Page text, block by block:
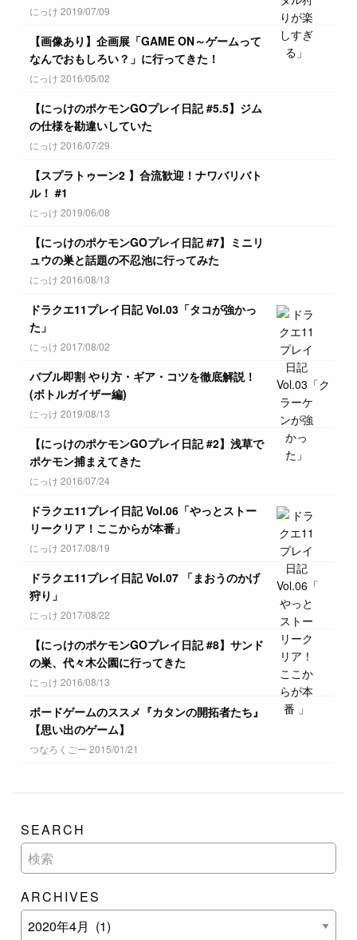
にっけ 2019/07/09
【画像あり】企画展「GAME ON～ゲームって
なんでおもしろい？」に行ってきた！
にっけ 2016/05/02
【にっけのポケモンGOプレイ日記 #5.5】ジム
の仕様を勘違いしていた
にっけ 2016/07/29
【スプラトゥーン2 】合流歓迎！ナワバリバト
ル！ #1
にっけ 2019/06/08
【にっけのポケモンGOプレイ日記 #7】ミニリ
ュウの巣と話題の不忍池に行ってみた
にっけ 2016/08/13
ドラクエ11プレイ日記 Vol.03「タコが強かっ
た」
にっけ 2017/08/02
バブル即割 やり方・ギア・コツを徹底解説！
(ボトルガイザー編)
にっけ 2019/08/13
【にっけのポケモンGOプレイ日記 #2】浅草で
ポケモン捕まえてきた
にっけ 2016/07/24
ドラクエ11プレイ日記 Vol.06「やっとストー
リークリア！ここからが本番」
にっけ 2017/08/19
ドラクエ11プレイ日記 Vol.07 「まおうのかげ
狩り」
にっけ 2017/08/22
【にっけのポケモンGOプレイ日記 #8】サンド
の巣、代々木公園に行ってきた
にっけ 2016/08/13
ボードゲームのススメ『カタンの開拓者たち』
【思い出のゲーム】
つなろくごー 2015/01/21
SEARCH
ARCHIVES